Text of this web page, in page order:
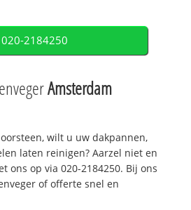
020-2184250
Amsterdam
wilt u uw dakpannen,
laten reinigen? Aarzel niet en
ons op via 020-2184250. Bij ons
of offerte snel en